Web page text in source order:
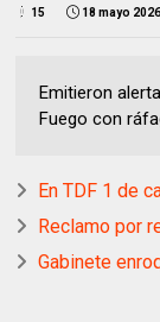
15 18 mayo 2026
Emitieron
Fuego con
En TDF 1 de
Reclamo por
Gabinete